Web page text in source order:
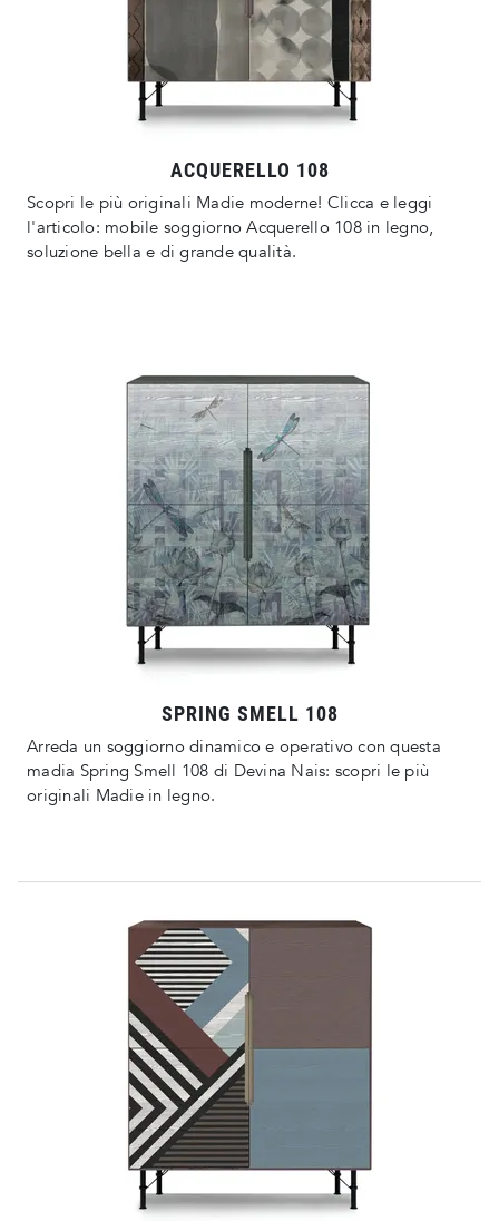
ACQUERELLO 108
Scopri le più originali Madie moderne! Clicca e leggi
l'articolo: mobile soggiorno Acquerello 108 in legno,
soluzione bella e di grande qualità.
SPRING SMELL 108
Arreda un soggiorno dinamico e operativo con questa
madia Spring Smell 108 di Devina Nais: scopri le più
originali Madie in legno.